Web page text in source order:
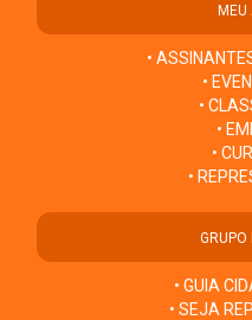
MEU
•
•
•
•
•
•
GRUPO
• GUIA
• SEJA